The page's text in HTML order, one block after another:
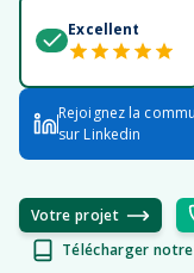
Excellent
Rejoignez la
sur Linkedin
Votre projet
Télécharger